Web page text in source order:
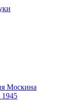
Москина